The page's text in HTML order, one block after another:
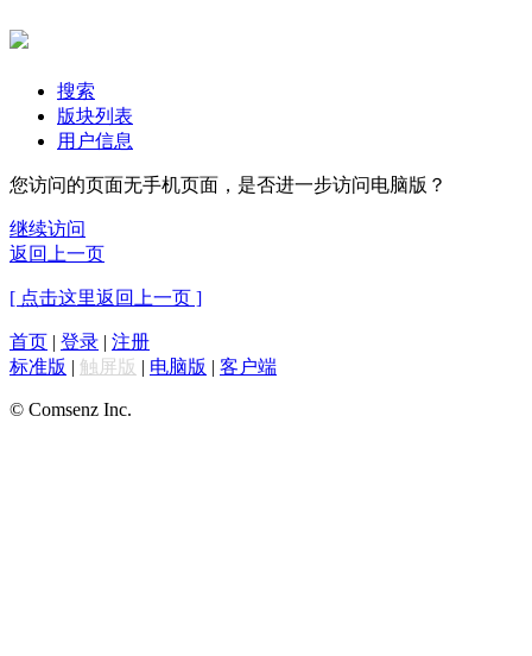
搜索
版块列表
用户信息
您访问的页面无手机页面，是否进一步访问电脑版？
继续访问
返回上一页
[ 点击这里返回上一页 ]
首页 | 登录 | 注册
标准版 | 触屏版 | 电脑版 | 客户端
© Comsenz Inc.